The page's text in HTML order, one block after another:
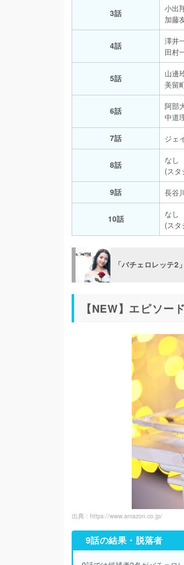
3話
小出
加藤
4話
澤井
田村
5話
山邊
美留
6話
阿部
中道
7話
ジェ
8話
なし
(スタ
9話
長谷
10話
なし
(スタ
「バチェロレッテ
【NEW】エピソー
出典 : https://www.amazon.co.jp/
9話の結果・脱落者